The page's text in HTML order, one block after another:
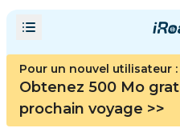
Pour un nouvel utilisateur
Obtenez 500 Mo
prochain voyage >>